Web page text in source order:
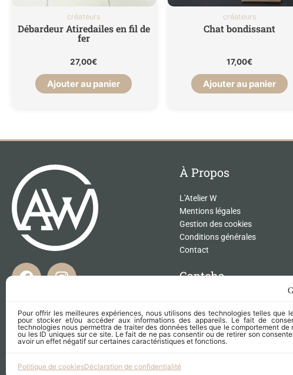
Pour offrir les meilleures expériences, nous utilisons des technologies telles que
pour stocker et/ou accéder aux informations des appareils. Le fait de
technologies nous permettra de traiter des données telles que le comportement de
ou les ID uniques sur ce site. Le fait de ne pas consentir ou de retirer son
avoir un effet négatif sur certaines caractéristiques et fonctions.
Politique de cookiesDéclaration de confidentialité
créateurs
Débardeur Atiredailes en fil de
fer
27,00€
Ajouter au panier
créateurs
Chat bondissant
17,00€
Ajouter au panier
F
e
b
o
I
t
a
g
À Propos
L'Atelier W
Mentions légales
Gestion des cookies
Conditions générales
Contact
Captcha
et Google
Politique de confidentialité
Conditions d’utilisation